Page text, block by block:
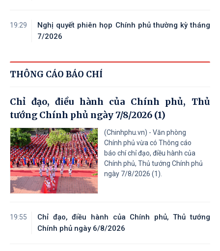
19:29
Nghị quyết phiên họp Chính phủ thường kỳ tháng
7/2026
THÔNG CÁO BÁO CHÍ
Chỉ đạo, điều hành của Chính phủ, Thủ
tướng Chính phủ ngày 7/8/2026 (1)
(Chinhphu.vn) - Văn phòng
Chính phủ vừa có Thông cáo
báo chí chỉ đạo, điều hành của
Chính phủ, Thủ tướng Chính phủ
ngày 7/8/2026 (1).
19:55
Chỉ đạo, điều hành của Chính phủ, Thủ tướng
Chính phủ ngày 6/8/2026